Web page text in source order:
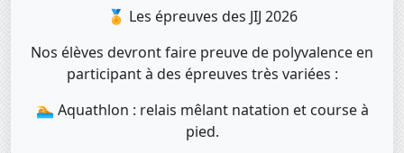
🏅 Les épreuves des JIJ 2026
Nos élèves devront faire preuve de polyvalence en
participant à des épreuves très variées :
🏊 Aquathlon : relais mêlant natation et course à
pied.